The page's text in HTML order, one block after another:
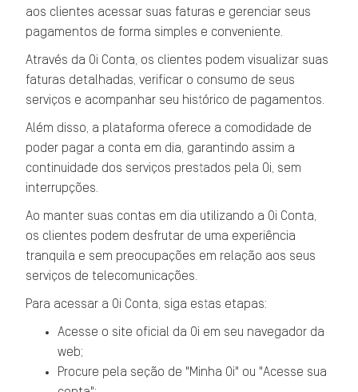
aos clientes acessar suas faturas e gerenciar seus
pagamentos de forma simples e conveniente.
Através da Oi Conta, os clientes podem visualizar suas
faturas detalhadas, verificar o consumo de seus
serviços e acompanhar seu histórico de pagamentos.
Além disso, a plataforma oferece a comodidade de
poder pagar a conta em dia, garantindo assim a
continuidade dos serviços prestados pela Oi, sem
interrupções.
Ao manter suas contas em dia utilizando a Oi Conta,
os clientes podem desfrutar de uma experiência
tranquila e sem preocupações em relação aos seus
serviços de telecomunicações.
Para acessar a Oi Conta, siga estas etapas:
Acesse o site oficial da Oi em seu navegador da
web;
Procure pela seção de "Minha Oi" ou "Acesse sua